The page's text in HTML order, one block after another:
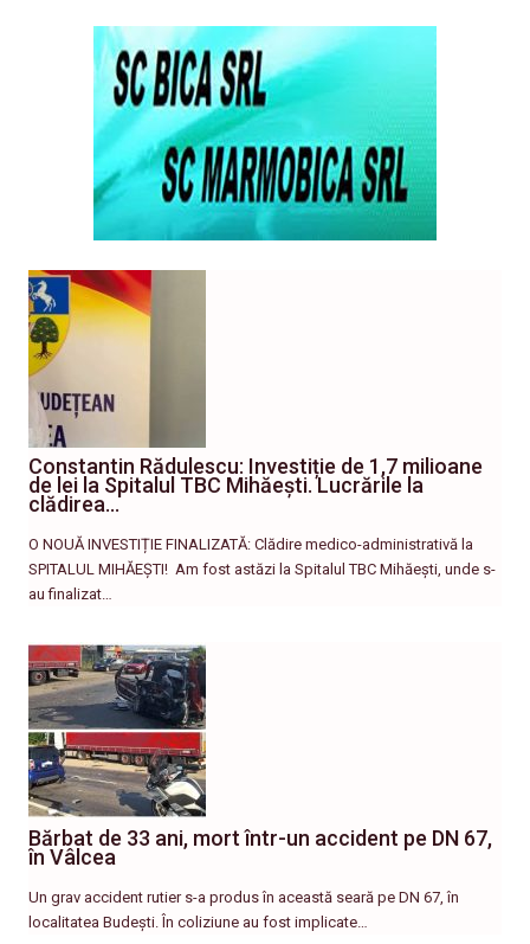
Constantin Rădulescu: Investiție de 1,7 milioane
de lei la Spitalul TBC Mihăești. Lucrările la
clădirea…
O NOUĂ INVESTIȚIE FINALIZATĂ: Clădire medico-administrativă la
SPITALUL MIHĂEȘTI! ​ Am fost astăzi la Spitalul TBC Mihăești, unde s-
au finalizat…
Bărbat de 33 ani, mort într-un accident pe DN 67,
în Vâlcea
Un grav accident rutier s-a produs în această seară pe DN 67, în
localitatea Budești. În coliziune au fost implicate…